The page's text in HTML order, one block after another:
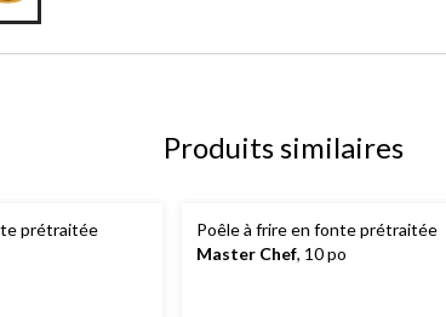
Produits similaires
prétraitée
Poêle à frire en fonte prétraitée
Master Chef, 10 po